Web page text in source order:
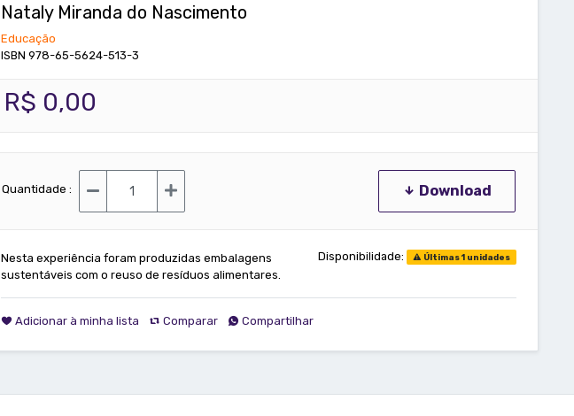
Nataly Miranda do Nascimento
Educação
ISBN 978-65-5624-513-3
R$ 0,00
Quantidade : Download
Disponibilidade: Últimas 1 unidades
Nesta experiência foram produzidas embalagens
sustentáveis com o reuso de resíduos alimentares.
Adicionar à minha lista Comparar Compartilhar